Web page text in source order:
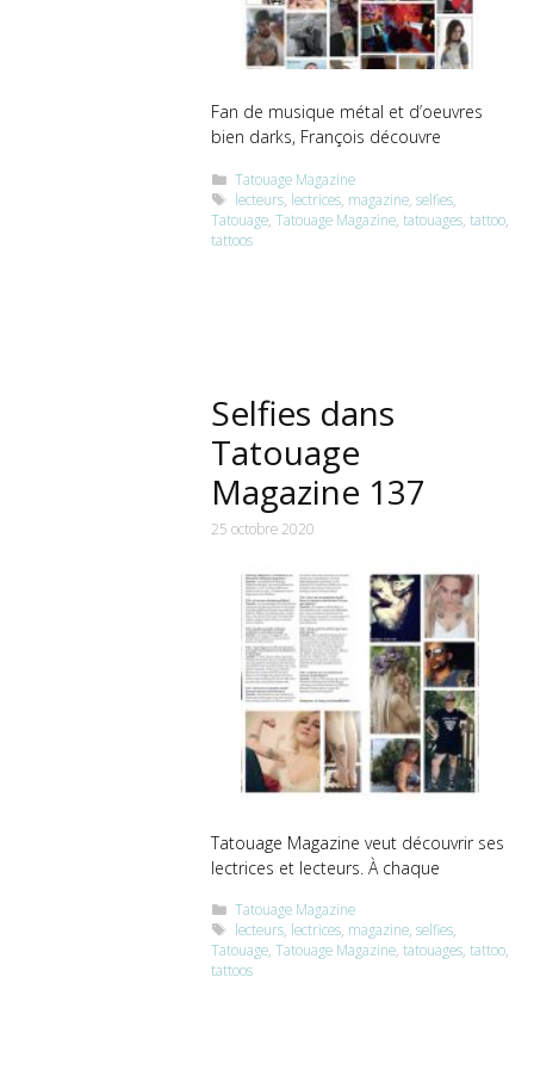
Fan de musique métal et d’oeuvres
bien darks, François découvre
Catégories
Tatouage Magazine
Étiquettes
lecteurs lectrices magazine ,selfies
Tatouage Tatouage Magazine tatouages tattoo
tattoos
Selfies dans
Tatouage
Magazine 137
25 octobre 2020
Tatouage Magazine veut découvrir ses
lectrices et lecteurs. À chaque
Catégories
Tatouage Magazine
Étiquettes
lecteurs, lectrices, magazine,selfies,
Tatouage, Tatouage Magazine, tatouages, tattoo,
tattoos